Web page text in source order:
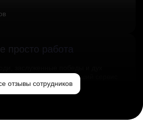
просто работа
миру и создаём лучший сервис
стране.
отзывы сотрудников